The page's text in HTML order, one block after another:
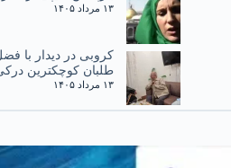
۱۳ مرداد ۱۴۰۵
کروبی در دیدار با
طلبان کوچکترین
۱۳ مرداد ۱۴۰۵